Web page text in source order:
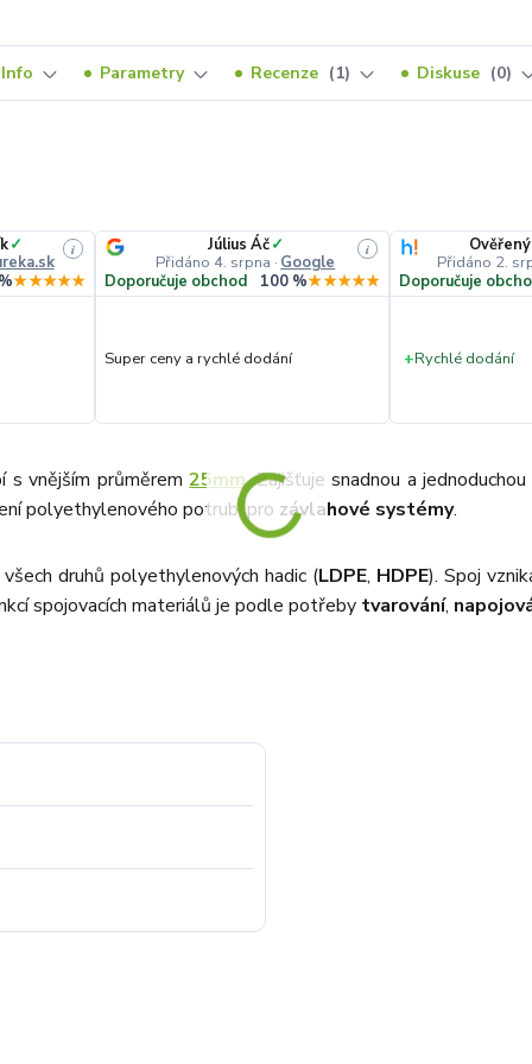
Info Parametry Recenze 1 Diskuse 0
✓
i
★★★★★
Július Áč✓
Přidáno 4. srpna · Google
i
Doporučuje obchod 100 %★★★★★
Super ceny a rychlé dodání
Přidáno 2.
Doporučuje
+Rychlé dodání
s vnějším průměrem25mm. Zajišťuje snadnou a
polyethylenového potrubí pro závlahové systémy.
druhů polyethylenových hadic (LDPE, HDPE). Spoj
spojovacích materiálů je podle potřeby tvarování,